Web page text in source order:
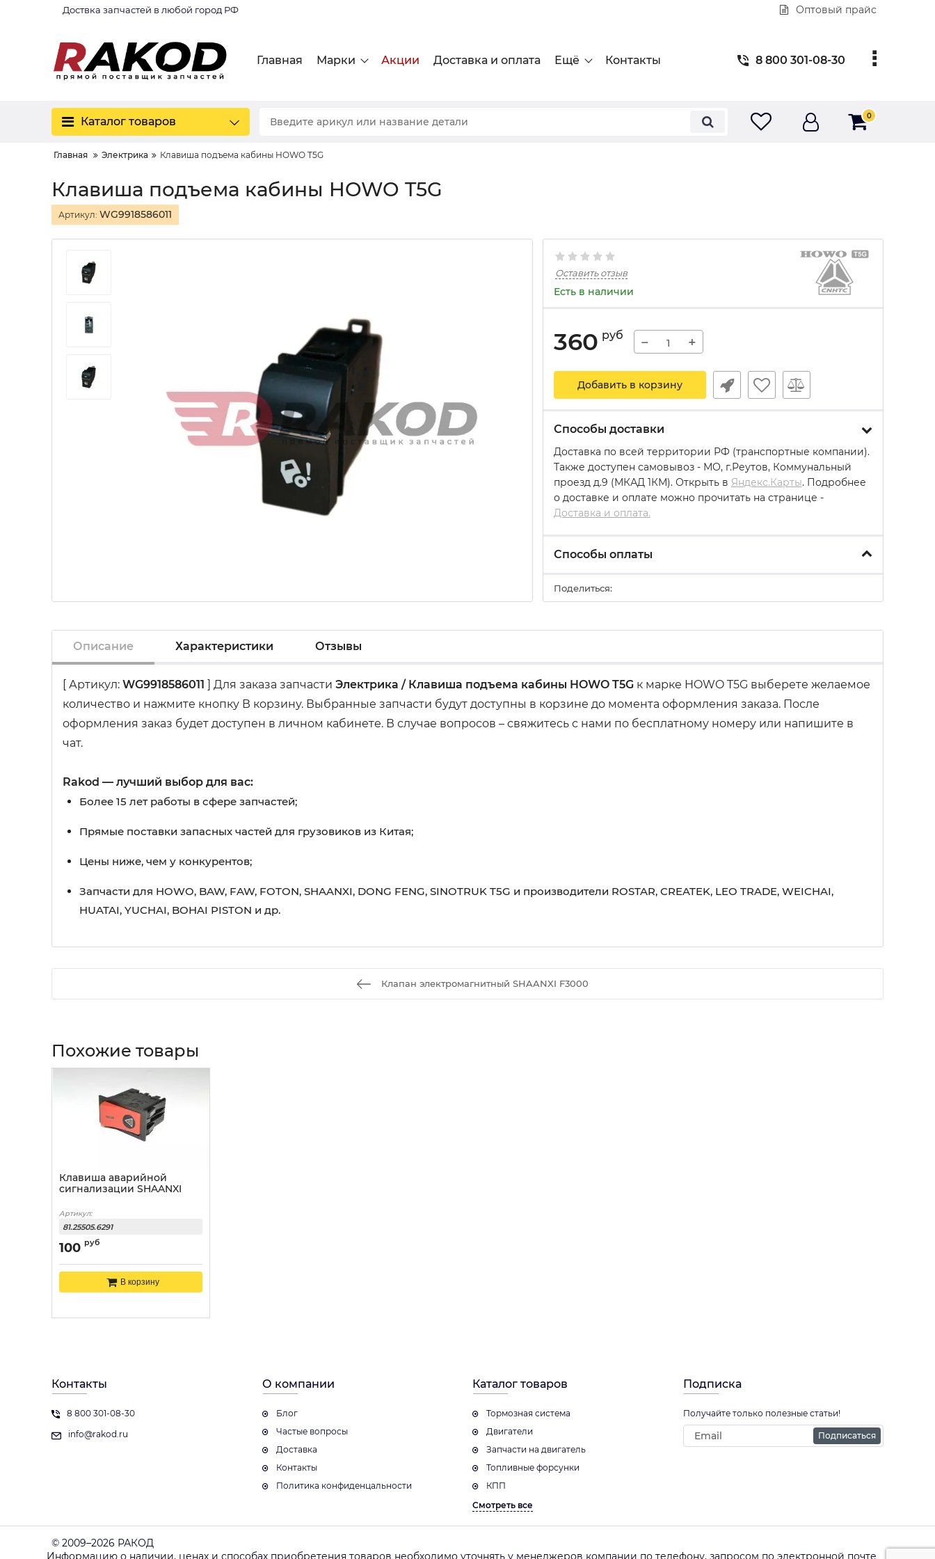
Доствка запчастей в любой город РФ Оптовый прайс
Главная Марки Акции Доставка и оплата Ещё Контакты 8 800 301-08-30
Каталог товаров 0
Главная Электрика Клавиша подъема кабины HOWO T5G
Клавиша подъема кабины HOWO T5G
Артикул: WG9918586011
Оставить отзыв
Есть в наличии
360 руб − +
Добавить в корзину
Способы доставки
Доставка по всей территории РФ (транспортные компании).
Также доступен самовывоз - МО, г.Реутов, Коммунальный
проезд д.9 (МКАД 1КМ). Открыть в Яндекс.Карты. Подробнее
о доставке и оплате можно прочитать на странице -
Доставка и оплата.
Способы оплаты
Поделиться:
Описание Характеристики Отзывы
[ Артикул: WG9918586011 ] Для заказа запчасти Электрика / Клавиша подъема кабины HOWO T5G к марке HOWO T5G выберете желаемое
количество и нажмите кнопку В корзину. Выбранные запчасти будут доступны в корзине до момента оформления заказа. После
оформления заказ будет доступен в личном кабинете. В случае вопросов – свяжитесь с нами по бесплатному номеру или напишите в
чат.
Rakod — лучший выбор для вас:
Более 15 лет работы в сфере запчастей;
Прямые поставки запасных частей для грузовиков из Китая;
Цены ниже, чем у конкурентов;
Запчасти для HOWO, BAW, FAW, FOTON, SHAANXI, DONG FENG, SINOTRUK T5G и производители ROSTAR, CREATEK, LEO TRADE, WEICHAI,
HUATAI, YUCHAI, BOHAI PISTON и др.
Клапан электромагнитный SHAANXI F3000
Похожие товары
Клавиша аварийной
сигнализации SHAANXI
Артикул:
81.25505.6291
100 руб
В корзину
Контакты
8 800 301-08-30
info@rakod.ru
О компании
Блог
Частые вопросы
Доставка
Контакты
Политика конфиденцальности
Каталог товаров
Тормозная система
Двигатели
Запчасти на двигатель
Топливные форсунки
КПП
Смотреть все
Подписка
Получайте только полезные статьи!
Подписаться
© 2009–2026 РАКОД